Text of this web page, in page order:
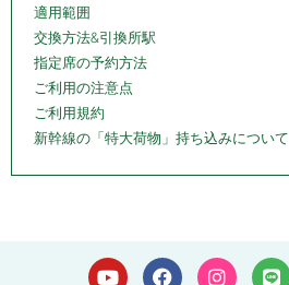
適用範囲
交換方法&引換所駅
指定席の予約方法
ご利用の注意点
ご利用規約
新幹線の「特大荷物」持ち込みについて